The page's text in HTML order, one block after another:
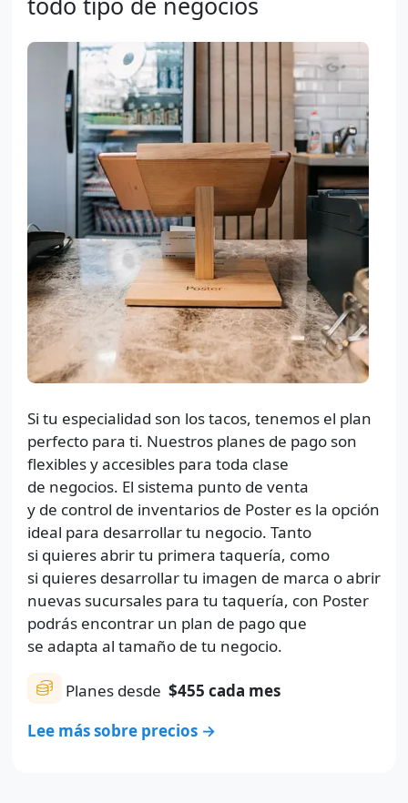
Si tu especialidad son los tacos, tenemos el plan
perfecto para ti. Nuestros planes de pago son
flexibles y accesibles para toda clase
de negocios. El sistema punto de venta
y de control de inventarios de Poster es la opción
ideal para desarrollar tu negocio. Tanto
si quieres abrir tu primera taquería, como
si quieres desarrollar tu imagen de marca o abrir
nuevas sucursales para tu taquería, con Poster
podrás encontrar un plan de pago que
se adapta al tamaño de tu negocio.
Planes desde $455 cada mes
Lee más sobre precios →